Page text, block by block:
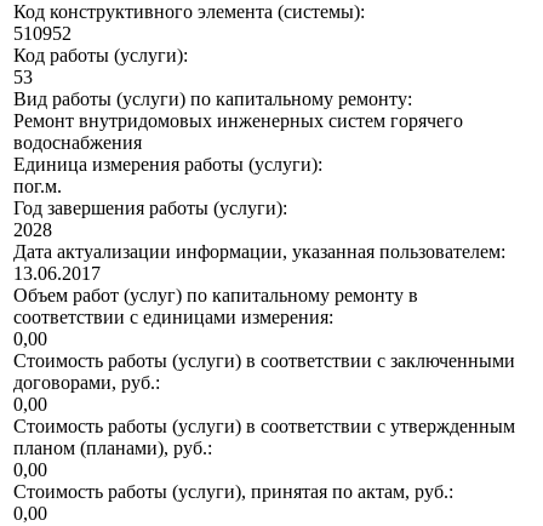
Код конструктивного элемента (системы):
510952
Код работы (услуги):
53
Вид работы (услуги) по капитальному ремонту:
Ремонт внутридомовых инженерных систем горячего
водоснабжения
Единица измерения работы (услуги):
пог.м.
Год завершения работы (услуги):
2028
Дата актуализации информации, указанная пользователем:
13.06.2017
Объем работ (услуг) по капитальному ремонту в
соответствии с единицами измерения:
0,00
Стоимость работы (услуги) в соответствии с заключенными
договорами, руб.:
0,00
Стоимость работы (услуги) в соответствии с утвержденным
планом (планами), руб.:
0,00
Стоимость работы (услуги), принятая по актам, руб.:
0,00